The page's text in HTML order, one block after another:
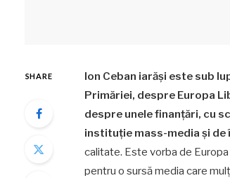
SHARE
Ion Ceban iarăși este sub
Primăriei, despre Europa
despre unele finanțări, cu
instituție mass-media și
calitate. Este vorba de
pentru o sursă media care